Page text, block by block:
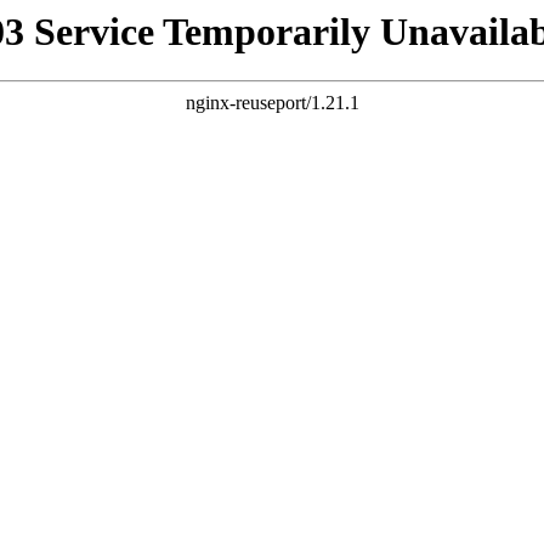
Service Temporarily
nginx-reuseport/1.21.1